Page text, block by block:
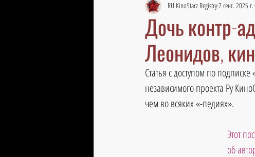
Дочь контр-
Леонидов,
RU KinoStarz Registry7 сент. 2025 г.
Статья с доступом по
независимого проекта Ру
чем во всяких «-педиях».
Этот
об